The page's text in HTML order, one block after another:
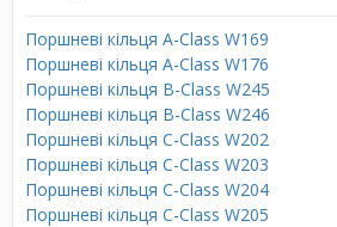
Поршневі кільця A-Class W169
Поршневі кільця A-Class W176
Поршневі кільця B-Class W245
Поршневі кільця B-Class W246
Поршневі кільця C-Class W202
Поршневі кільця C-Class W203
Поршневі кільця C-Class W204
Поршневі кільця C-Class W205